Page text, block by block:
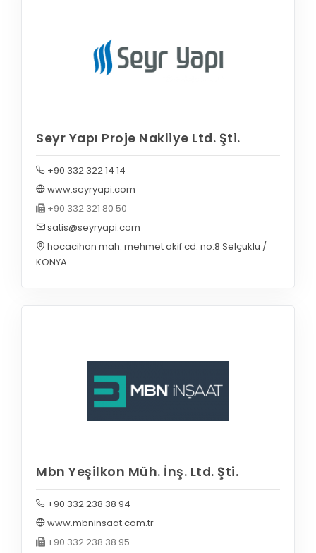
Seyr Yapı Proje Nakliye Ltd. Şti.
+90 332 322 14 14
www.seyryapi.com
+90 332 321 80 50
satis@seyryapi.com
hocacihan mah. mehmet akif cd. no:8 Selçuklu /
KONYA
Mbn Yeşilkon Müh. İnş. Ltd. Şti.
+90 332 238 38 94
www.mbninsaat.com.tr
+90 332 238 38 95